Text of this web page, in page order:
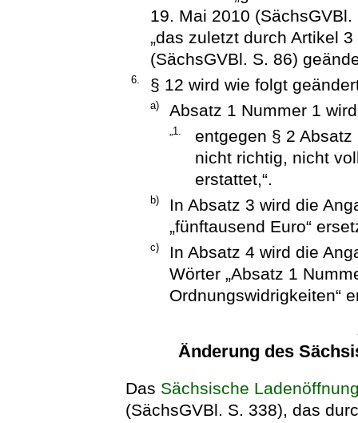
19. Mai 2010
„das zuletzt durch Artikel
(SächsGVBl. S. 86)
6. § 12 wird wie folgt
a) Absatz 1 Nummer 1
„1.
entgegen § 2
nicht richtig, nicht
erstattet,“.
b)
In Absatz 3 wird die
„fünftausend Euro“
c)
In Absatz 4 wird die
Wörter „Absatz 1
Ordnungswidrigkeiten“
Änderung des
Das Sächsische
(SächsGVBl. S. 338), das